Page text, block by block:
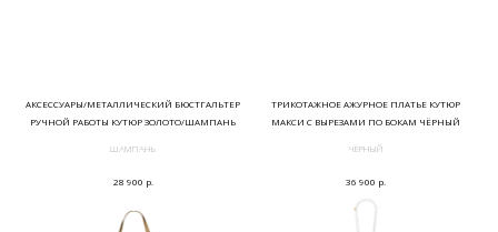
АКСЕССУАРЫ/МЕТАЛЛИЧЕСКИЙ БЮСТГАЛЬТЕР
РУЧНОЙ РАБОТЫ КУТЮР ЗОЛОТО/ШАМПАНЬ
ШАМПАНЬ
28 900 р.
ТРИКОТАЖНОЕ АЖУРНОЕ ПЛАТЬЕ КУТЮР
МАКСИ С ВЫРЕЗАМИ ПО БОКАМ ЧЁРНЫЙ
ЧЁРНЫЙ
36 900 р.